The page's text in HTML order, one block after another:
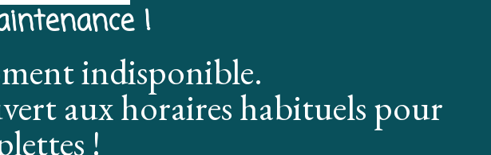
!
indisponible.
aux horaires habituels pour
!